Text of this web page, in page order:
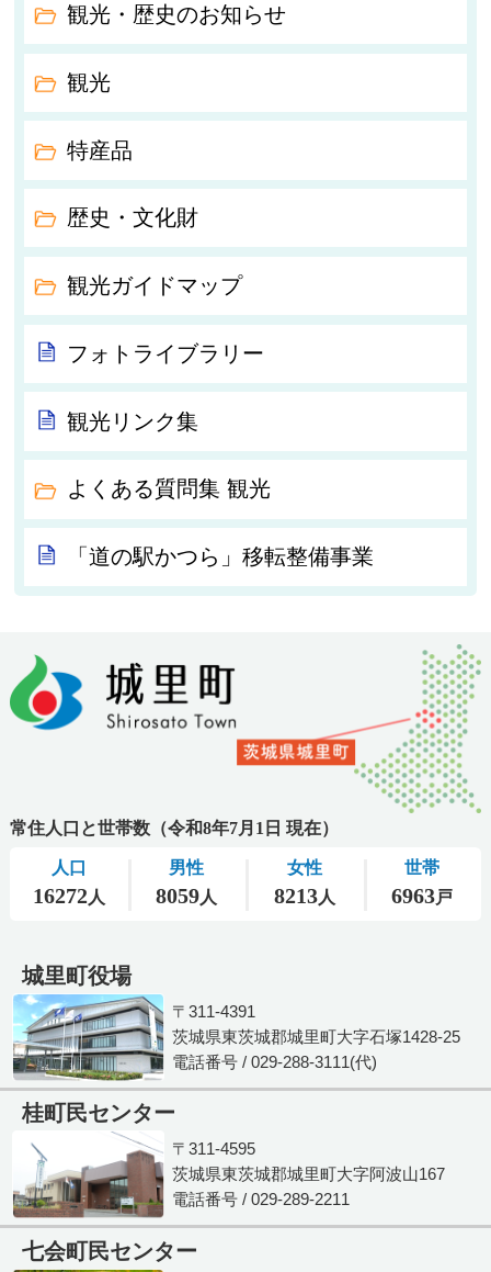
観光・歴史のお知らせ
観光
特産品
歴史・文化財
観光ガイドマップ
フォトライブラリー
観光リンク集
よくある質問集 観光
「道の駅かつら」移転整備事業
城里町役場
〒311-4391
茨城県東茨城郡城里町大字石塚1428-25
電話番号 / 029-288-3111(代)
桂町民センター
〒311-4595
茨城県東茨城郡城里町大字阿波山167
電話番号 / 029-289-2211
七会町民センター